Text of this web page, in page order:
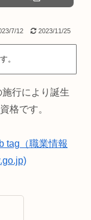
7/12 2023/11/25
。
行により誕生
格です。
tag（職業情報